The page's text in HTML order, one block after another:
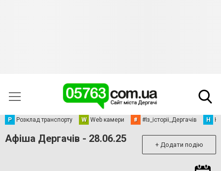
Р Розклад транспорту W Web камери # #Із_історіі_Дергачів Н
Афіша Дергачів - 28.06.25 + Додати подію